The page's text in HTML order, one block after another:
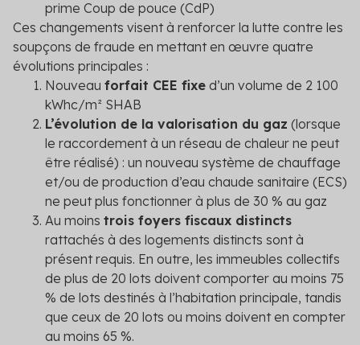
prime Coup de pouce (CdP)
Ces changements visent à renforcer la lutte contre les
soupçons de fraude en mettant en œuvre quatre
évolutions principales :
Nouveau forfait CEE fixe d’un volume de 2 100
kWhc/m² SHAB
L’évolution de la valorisation du gaz (lorsque
le raccordement à un réseau de chaleur ne peut
être réalisé) : un nouveau système de chauffage
et/ou de production d’eau chaude sanitaire (ECS)
ne peut plus fonctionner à plus de 30 % au gaz
Au moins trois foyers fiscaux distincts
rattachés à des logements distincts sont à
présent requis. En outre, les immeubles collectifs
de plus de 20 lots doivent comporter au moins 75
% de lots destinés à l’habitation principale, tandis
que ceux de 20 lots ou moins doivent en compter
au moins 65 %.